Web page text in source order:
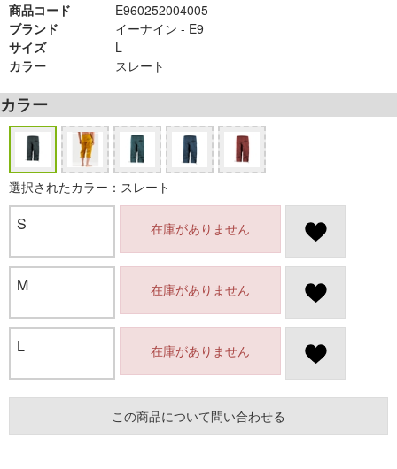
商品コード
E960252004005
ブランド
イーナイン - E9
サイズ
L
カラー
スレート
カラー
選択されたカラー：スレート
S 在庫がありません
M 在庫がありません
L 在庫がありません
この商品について問い合わせる